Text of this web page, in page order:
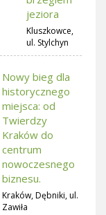
jeziora
Kluszkowce,
ul. Stylchyn
Nowy bieg dla
historycznego
miejsca: od
Twierdzy
Kraków do
centrum
nowoczesnego
biznesu.
Kraków, Dębniki, ul.
Zawiła